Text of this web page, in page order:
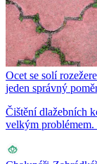
Ocet se solí
jeden správný
Čištění dlažebních
velkým problémem.